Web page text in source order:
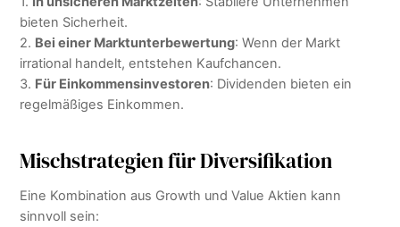
bieten Sicherheit.
2. Bei einer Marktunterbewertung: Wenn der Markt
irrational handelt, entstehen Kaufchancen.
3. Für Einkommensinvestoren: Dividenden bieten ein
regelmäßiges Einkommen.
Mischstrategien für Diversifikation
Eine Kombination aus Growth und Value Aktien kann
sinnvoll sein: